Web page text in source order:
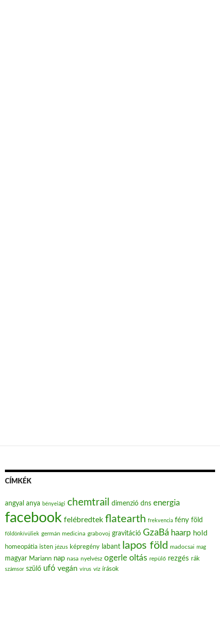
CÍMKÉK
angyal anya bényeiági chemtrail dimenzió dns energia
facebook felébredtek flatearth frekvencia fény föld
földönkívüliek germán medicina grabovoj gravitáció GzaBá haarp hold
homeopátia isten jézus képregény labant lapos föld madocsai mag
magyar Mariann nap nasa nyelvész ogerle oltás repülő rezgés rák
számsor szülő ufó vegán vírus víz írások